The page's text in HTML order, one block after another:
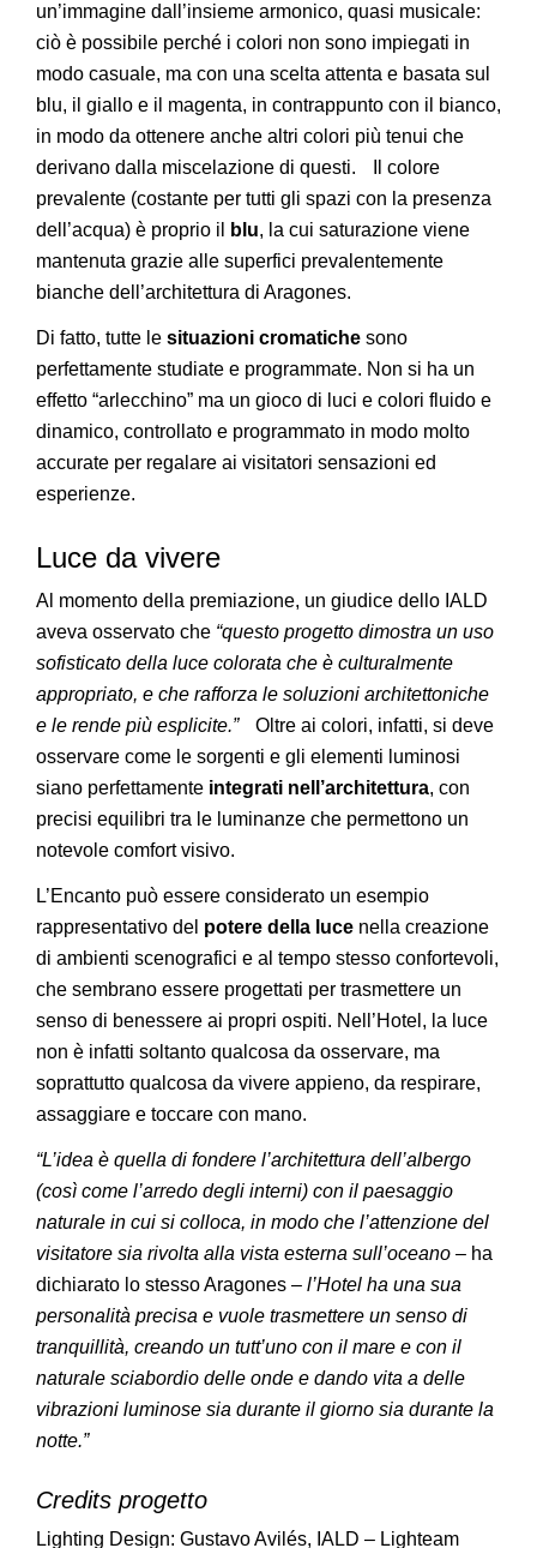
un’immagine dall’insieme armonico, quasi musicale:
ciò è possibile perché i colori non sono impiegati in
modo casuale, ma con una scelta attenta e basata sul
blu, il giallo e il magenta, in contrappunto con il bianco,
in modo da ottenere anche altri colori più tenui che
derivano dalla miscelazione di questi. Il colore
prevalente (costante per tutti gli spazi con la presenza
dell’acqua) è proprio il
blu, la cui saturazione viene
mantenuta grazie alle superfici prevalentemente
bianche dell’architettura di Aragones.
Di fatto, tutte le situazioni cromatiche sono
perfettamente studiate e programmate. Non si ha un
effetto “arlecchino” ma un gioco di luci e colori fluido e
dinamico, controllato e programmato in modo molto
accurate per regalare ai visitatori sensazioni ed
esperienze.
Luce da vivere
Al momento della premiazione, un giudice dello IALD
aveva osservato che “questo progetto dimostra un uso
sofisticato della luce colorata che è culturalmente
appropriato, e che rafforza le soluzioni architettoniche
e le rende più esplicite.”
Oltre ai colori, infatti, si deve
osservare come le sorgenti e gli elementi luminosi
siano perfettamente integrati nell’architettura, con
precisi equilibri tra le luminanze che permettono un
notevole comfort visivo.
L’Encanto può essere considerato un esempio
rappresentativo del potere della luce nella creazione
di ambienti scenografici e al tempo stesso confortevoli,
che sembrano essere progettati per trasmettere un
senso di benessere ai propri ospiti. Nell’Hotel, la luce
non è infatti soltanto qualcosa da osservare, ma
soprattutto qualcosa da vivere appieno, da respirare,
assaggiare e toccare con mano.
“L’idea è quella di fondere l’architettura dell’albergo
(così come l’arredo degli interni) con il paesaggio
naturale in cui si colloca, in modo che l’attenzione del
visitatore sia rivolta alla vista esterna sull’oceano – ha
dichiarato lo stesso Aragones – l’Hotel ha una sua
personalità precisa e vuole trasmettere un senso di
tranquillità, creando un tutt’uno con il mare e con il
naturale sciabordio delle onde e dando vita a delle
vibrazioni luminose sia durante il giorno sia durante la
notte.”
Credits progetto
Lighting Design: Gustavo Avilés, IALD – Lighteam